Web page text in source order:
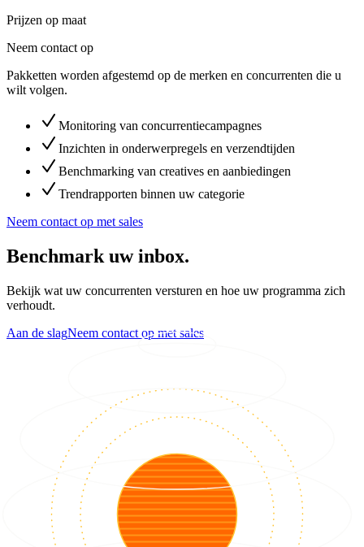
Prijzen op maat
Neem contact op
Pakketten worden afgestemd op de merken en concurrenten die u
wilt volgen.
Monitoring van concurrentiecampagnes
Inzichten in onderwerpregels en verzendtijden
Benchmarking van creatives en aanbiedingen
Trendrapporten binnen uw categorie
Neem contact op met sales
Benchmark uw inbox.
Bekijk wat uw concurrenten versturen en hoe uw programma zich
verhoudt.
Aan de slagNeem contact op met sales